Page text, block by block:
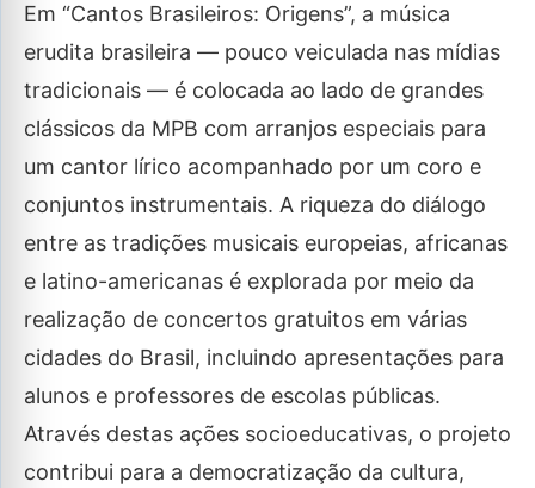
Em “Cantos Brasileiros: Origens”, a música
erudita brasileira — pouco veiculada nas mídias
tradicionais — é colocada ao lado de grandes
clássicos da MPB com arranjos especiais para
um cantor lírico acompanhado por um coro e
conjuntos instrumentais. A riqueza do diálogo
entre as tradições musicais europeias, africanas
e latino-americanas é explorada por meio da
realização de concertos gratuitos em várias
cidades do Brasil, incluindo apresentações para
alunos e professores de escolas públicas.
Através destas ações socioeducativas, o projeto
contribui para a democratização da cultura,